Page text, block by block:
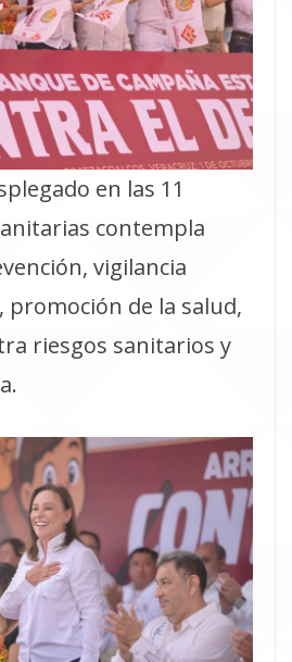
en las 11
contempla
vigilancia
promoción de la salud,
riesgos sanitarios y